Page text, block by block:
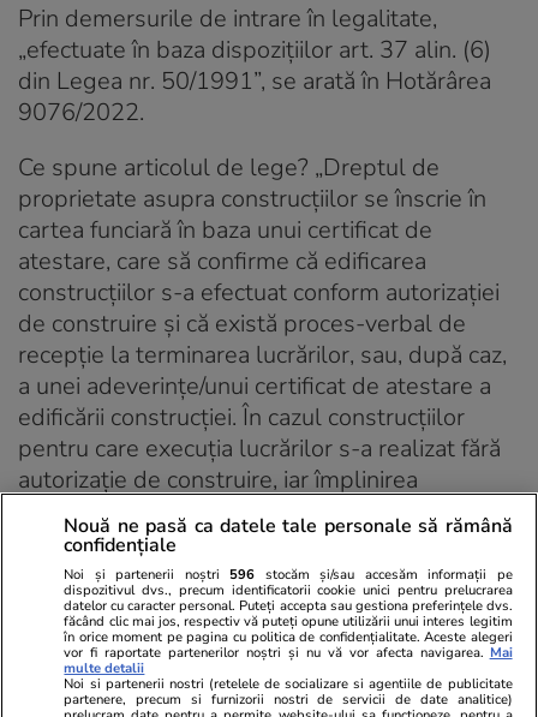
Prin demersurile de intrare în legalitate,
„efectuate în baza dispoziţiilor art. 37 alin. (6)
din Legea nr. 50/1991”, se arată în Hotărârea
9076/2022.
Ce spune articolul de lege? „Dreptul de
proprietate asupra construcţiilor se înscrie în
cartea funciară în baza unui certificat de
atestare, care să confirme că edificarea
construcţiilor s-a efectuat conform autorizaţiei
de construire şi că există proces-verbal de
recepţie la terminarea lucrărilor, sau, după caz,
a unei adeverinţe/unui certificat de atestare a
edificării construcţiei. În cazul construcţiilor
pentru care execuţia lucrărilor s-a realizat fără
autorizaţie de construire, iar împlinirea
termenului de prescripţie prevăzut la art. 31 nu
mai permite aplicarea sancţiunilor, certificatul
de atestare/adeverinţa privind edificarea
construcţiei va fi emis/emisă în baza unei
expertize tehnice cu privire la respectarea
cerinţelor fundamentale aplicabile privind
calitatea în construcţii, inclusiv cu încadrarea în
Nouă ne pasă ca datele tale personale să rămână
confidențiale
Noi și partenerii noștri 596 stocăm și/sau accesăm informații pe
dispozitivul dvs., precum identificatorii cookie unici pentru prelucrarea
datelor cu caracter personal. Puteți accepta sau gestiona preferințele dvs.
făcând clic mai jos, respectiv vă puteți opune utilizării unui interes legitim
în orice moment pe pagina cu politica de confidențialitate. Aceste alegeri
vor fi raportate partenerilor noștri și nu vă vor afecta navigarea. Mai
multe detalii
Noi si partenerii nostri (retelele de socializare si agentiile de publicitate
partenere, precum si furnizorii nostri de servicii de date analitice)